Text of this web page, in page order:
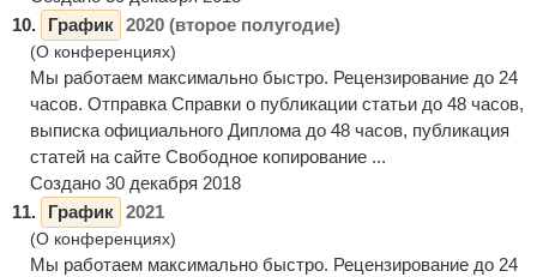
10.
График 2020 (второе полугодие)
(О конференциях)
Мы работаем максимально быстро. Рецензирование до 24
часов. Отправка Справки о публикации статьи до 48 часов,
выписка официального Диплома до 48 часов, публикация
статей на сайте Свободное копирование ...
Создано 30 декабря 2018
11.
График 2021
(О конференциях)
Мы работаем максимально быстро. Рецензирование до 24